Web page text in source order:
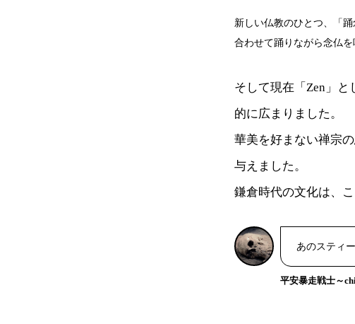
新しい仏教のひとつ、「
合わせて踊りながら念仏
そして現在「Zen」
的に広まりました。
華美を好まない禅宗
与えました。
鎌倉時代の文化は、
あのスティ
平安暴走戦士～